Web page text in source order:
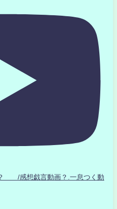
/感想戯言動画？.一息つく動